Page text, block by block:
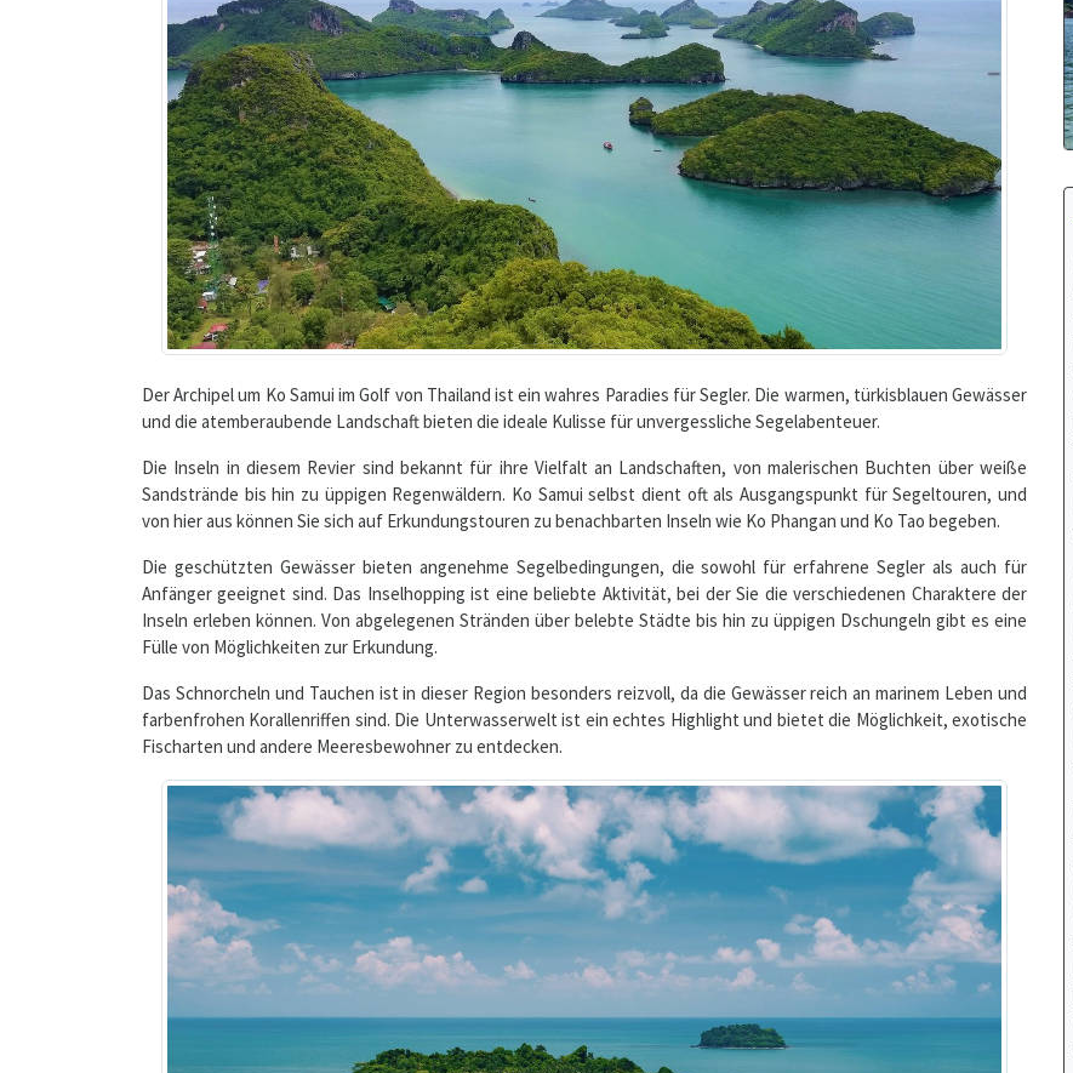
Der Archipel um Ko Samui im Golf von Thailand ist ein wahres Paradies für Segler. Die warmen, türkisblauen Gewässer
und die atemberaubende Landschaft bieten die ideale Kulisse für unvergessliche Segelabenteuer.
Die Inseln in diesem Revier sind bekannt für ihre Vielfalt an Landschaften, von malerischen Buchten über weiße
Sandstrände bis hin zu üppigen Regenwäldern. Ko Samui selbst dient oft als Ausgangspunkt für Segeltouren, und
Die geschützten Gewässer bieten angenehme Segelbedingungen, die sowohl für erfahrene Segler als auch für
Anfänger geeignet sind. Das Inselhopping ist eine beliebte Aktivität, bei der Sie die verschiedenen Charaktere der
Fülle von Möglichkeiten zur Erkundung.
Das Schnorcheln und Tauchen ist in dieser Region besonders reizvoll, da die Gewässer reich an marinem Leben und
farbenfrohen Korallenriffen sind. Die Unterwasserwelt ist ein echtes Highlight und bietet die Möglichkeit, exotische